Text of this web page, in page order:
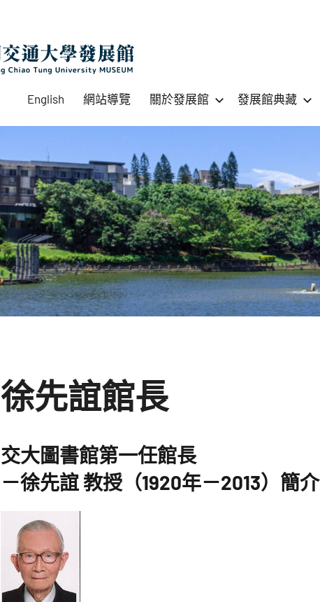
立
陽
明
交
通
大
學
Museum
Ming
Chiao
Tung
University
MUSEUM
English 網站導覽 關於發展館 發展館典藏
徐先誼館長
交大圖書館第一任館長
－徐先誼 教授 （1920年－2013）簡介